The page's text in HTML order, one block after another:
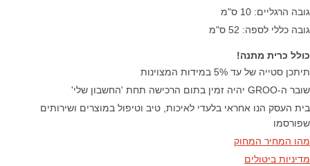
גובה הרגליים: 10 ס"מ
גובה כללי לספה: 52 ס"מ​
כולל כרית מתנה!
תיתכן סטייה של עד 5% במידות המצוינות
שובר ה-GROO יהיה זמין בתום הרכישה תחת 'החשבון שלי'
בית העסק הנו אחראי בלעדי לאיכות, טיב וטיפול במוצרים ושירותים
שפורסמו
מהו המחיר המחוק
מדיניות ביטולים